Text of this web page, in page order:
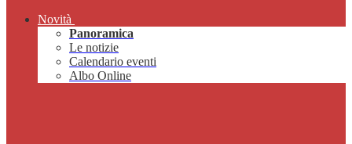
Novità
Panoramica
Le notizie
Calendario eventi
Albo Online